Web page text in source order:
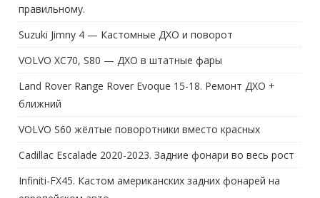
правильному.
Suzuki Jimny 4 — Кастомные ДХО и поворот
VOLVO XC70, S80 — ДХО в штатные фары
Land Rover Range Rover Evoque 15-18. Ремонт ДХО +
ближний
VOLVO S60 жёлтые поворотники вместо красных
Cadillac Escalade 2020-2023. Задние фонари во весь рост
Infiniti-FX45. Кастом американских задних фонарей на